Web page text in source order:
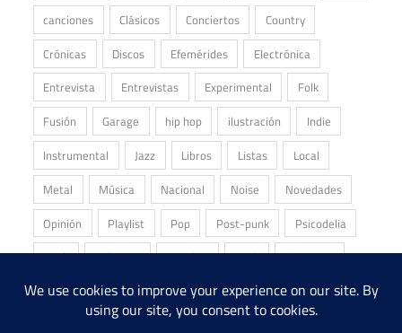
canciones
Clásicos Conciertos
Country
Crónicas
Discos Efemérides
Electrónica
Entrevista
Entrevistas Experimental
Folk
Fusión
Garage hip hop ilustración
Indie
Instrumental
Jazz Libros Listas
Local
Metal
Música Nacional Noise
Novedades
Opinión
Playlist Pop Post-punk
Psicodelia
Punk
Reliquias Reseñas Rock
Shoegaze
Stoner
Underground Álbum